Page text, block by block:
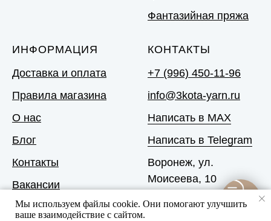
Фантазийная пряжа
ИНФОРМАЦИЯ
Доставка и оплата
Правила магазина
О нас
Блог
Контакты
Вакансии
КОНТАКТЫ
+7 (996) 450-11-96
info@3kota-yarn.ru
Написать в MAX
Написать в Telegram
Воронеж, ул.
Моисеева, 10
Мы используем файлы cookie. Они помогают улучшить
ваше взаимодействие с сайтом.